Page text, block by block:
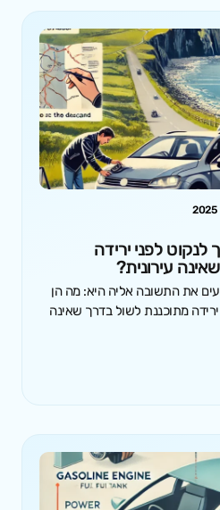
לפני ירידה
עירונית?
את התשובה אליה היא: מה הן
מתוכננת לשול בדרך שאינה